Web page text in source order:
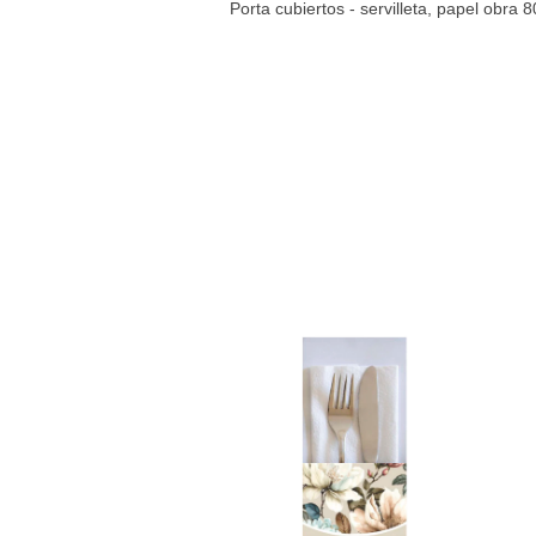
Porta cubiertos - servilleta, papel obra